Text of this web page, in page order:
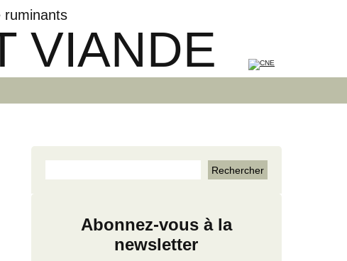
ruminants
VIANDE
Abonnez-vous à la
newsletter